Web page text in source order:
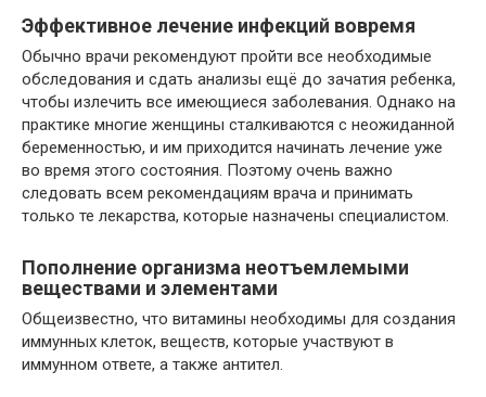
Эффективное лечение инфекций вовремя
Обычно врачи рекомендуют пройти все необходимые
обследования и сдать анализы ещё до зачатия ребенка,
чтобы излечить все имеющиеся заболевания. Однако на
практике многие женщины сталкиваются с неожиданной
беременностью, и им приходится начинать лечение уже
во время этого состояния. Поэтому очень важно
следовать всем рекомендациям врача и принимать
только те лекарства, которые назначены специалистом.
Пополнение организма неотъемлемыми
веществами и элементами
Общеизвестно, что витамины необходимы для создания
иммунных клеток, веществ, которые участвуют в
иммунном ответе, а также антител.